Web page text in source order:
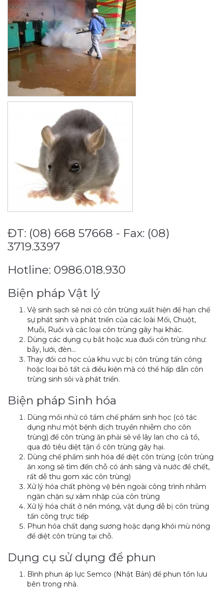
Xe đẩy làm vệ sinh Sài Gòn
ĐT: (08) 668 57668 - Fax: (08)
3719.3397
Hotline: 0986.018.930
Biện pháp Vật lý
Vệ sinh sạch sẽ nơi có côn trùng xuất hiện để hạn chế
sự phát sinh và phát triển của các loài Mối, Chuột,
Muỗi, Ruồi và các loại côn trùng gây hại khác.
Dùng các dụng cụ bắt hoặc xua đuổi côn trùng như:
bẫy, lưới, đèn…
Thay đổi cơ học của khu vực bị côn trùng tấn công
hoặc loại bỏ tất cả điều kiện mà có thể hấp dẫn côn
trùng sinh sôi và phát triển.
Biện pháp Sinh hóa
Dùng mồi nhử có tẩm chế phẩm sinh học (có tác
dụng như một bệnh dịch truyền nhiễm cho côn
trùng) để côn trùng ăn phải sẽ về lây lan cho cả tổ,
qua đó tiêu diệt tận ổ côn trùng gây hại.
Dùng chế phẩm sinh hóa để diệt côn trùng (côn trùng
ăn xong sẽ tìm đến chỗ có ánh sáng và nước để chết,
rất dễ thu gom xác côn trùng)
Xử lý hóa chất phòng vệ bên ngoài công trình nhằm
ngăn chặn sự xâm nhập của côn trùng
Xử lý hóa chất ở nền móng, vật dụng dễ bị côn trùng
tấn công trực tiếp
Phun hóa chất dạng sương hoặc dạng khói mù nóng
để diệt côn trùng tại chỗ.
Dụng cụ sử dụng để phun
Bình phun áp lực Semco (Nhật Bản) để phun tồn lưu
bên trong nhà.